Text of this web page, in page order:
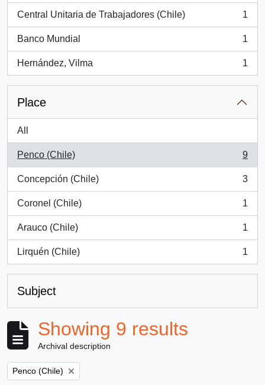
Central Unitaria de Trabajadores (Chile)
, 1 results
1
Banco Mundial
, 1 results
1
Hernández, Vilma
, 1 results
1
Place
All
Penco (Chile)
, 9 results
9
Concepción (Chile)
, 3 results
3
Coronel (Chile)
, 1 results
1
Arauco (Chile)
, 1 results
1
Lirquén (Chile)
, 1 results
1
Subject
Showing 9 results
Archival description
Remove filter:
Penco (Chile)